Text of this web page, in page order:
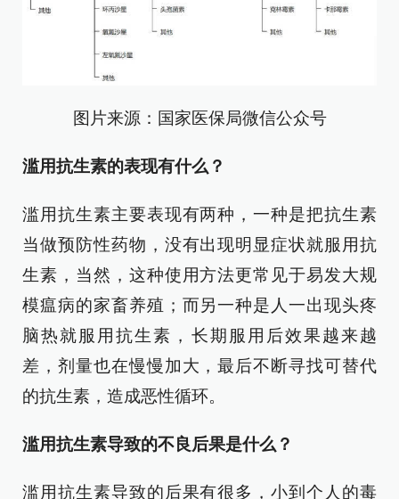
图片来源：国家医保局微信公众号
滥用抗生素的表现有什么？
滥用抗生素主要表现有两种，一种是把抗生素
当做预防性药物，没有出现明显症状就服用抗
生素，当然，这种使用方法更常见于易发大规
模瘟病的家畜养殖；而另一种是人一出现头疼
脑热就服用抗生素，长期服用后效果越来越
差，剂量也在慢慢加大，最后不断寻找可替代
的抗生素，造成恶性循环。
滥用抗生素导致的不良后果是什么？
滥用抗生素导致的后果有很多，小到个人的毒